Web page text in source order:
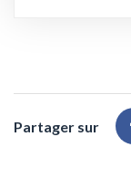
Partager sur